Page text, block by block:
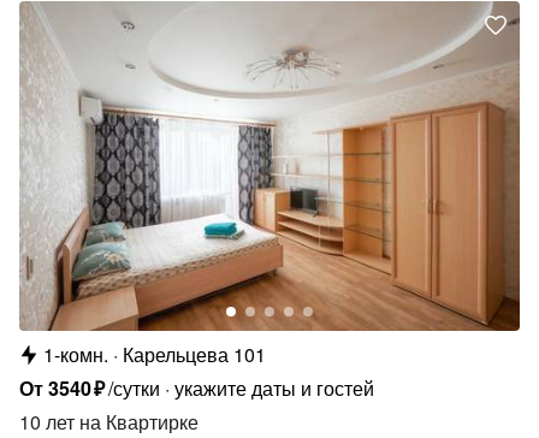
1-комн.
Карельцева 101
От3540₽/сутки укажите даты и гостей
10 лет на Квартирке